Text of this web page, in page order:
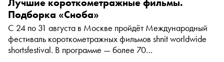
Подборка «Сноба»
С 24 по 31 августа в Москве пройдёт Международный
фестиваль короткометражных фильмов shnit worldwide
shortsfestival. В программе — более 70